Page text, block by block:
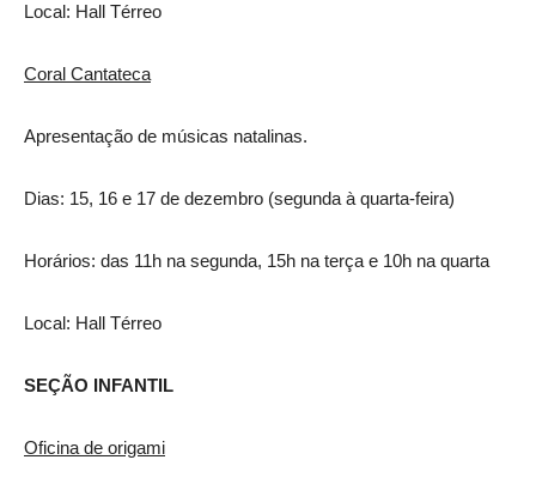
Local: Hall Térreo
Coral Cantateca
Apresentação de músicas natalinas.
Dias: 15, 16 e 17 de dezembro (segunda à quarta-feira)
Horários: das 11h na segunda, 15h na terça e 10h na quarta
Local: Hall Térreo
SEÇÃO INFANTIL
Oficina de origami